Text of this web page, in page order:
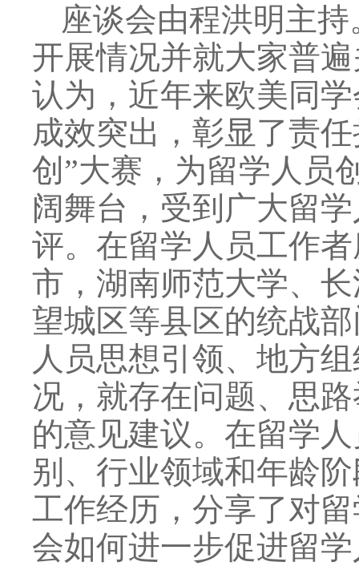
座谈会由程洪明主
开展情况并就大家普
认为，近年来欧美同
成效突出，彰显了责
创”大赛，为留学人员
阔舞台，受到广大留
评。在留学人员工作
市，湖南师范大学、
望城区等县区的统战
人员思想引领、地方
况，就存在问题、思
的意见建议。在留学
别、行业领域和年龄
工作经历，分享了对
会如何进一步促进留